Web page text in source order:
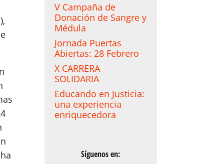
V Campaña de
Donación de Sangre y
Médula
Jornada Puertas
Abiertas: 28 Febrero
X CARRERA
SOLIDARIA
Educando en Justicia:
una experiencia
enriquecedora
Síguenos en: